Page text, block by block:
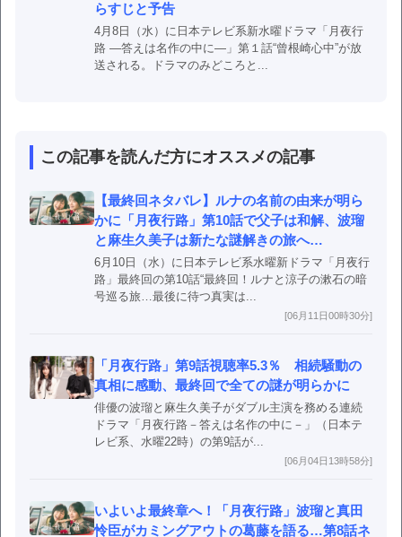
らすじと予告
4月8日（水）に日本テレビ系新水曜ドラマ「月夜行
路 ―答えは名作の中に―」第１話“曾根崎心中”が放
送される。ドラマのみどころと...
この記事を読んだ方にオススメの記事
【最終回ネタバレ】ルナの名前の由来が明ら
かに「月夜行路」第10話で父子は和解、波瑠
と麻生久美子は新たな謎解きの旅へ…
6月10日（水）に日本テレビ系水曜新ドラマ「月夜行
路」最終回の第10話“最終回！ルナと涼子の漱石の暗
号巡る旅…最後に待つ真実は...
[06月11日00時30分]
「月夜行路」第9話視聴率5.3％ 相続騒動の
真相に感動、最終回で全ての謎が明らかに
俳優の波瑠と麻生久美子がダブル主演を務める連続
ドラマ「月夜行路－答えは名作の中に－」（日本テ
レビ系、水曜22時）の第9話が...
[06月04日13時58分]
いよいよ最終章へ！「月夜行路」波瑠と真田
怜臣がカミングアウトの葛藤を語る…第8話ネ